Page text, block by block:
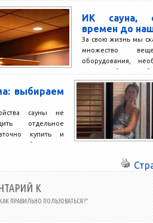
ИК сауна,
времен до
За свою жизнь мы
множество
оборудования,
жизни, работы,
выбираем
сауны не
отдельное
купить и
кабину. Для
К
ПРАВИЛЬНО ПОЛЬЗОВАТЬСЯ?”